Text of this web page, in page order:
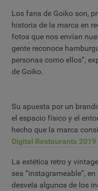
Los fans de Goiko son,
historia de la marca en
fotos que nos envían
gente reconoce
personas como ellos”,
de Goiko.
Su apuesta por un
el espacio físico y el
hecho que la marca
Digital Restaurants 2019
La estética retro y
sea “instagrameable”,
desvela algunos de los